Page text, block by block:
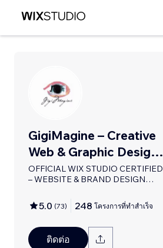
GigiMagine – Creative
Web & Graphic Design
Studio
OFFICIAL WIX STUDIO CERTIFIED
– WEBSITE & BRAND DESIGN
5.0 (73) 248 โครงการที่ทำสำเร็จ
ติดต่อ